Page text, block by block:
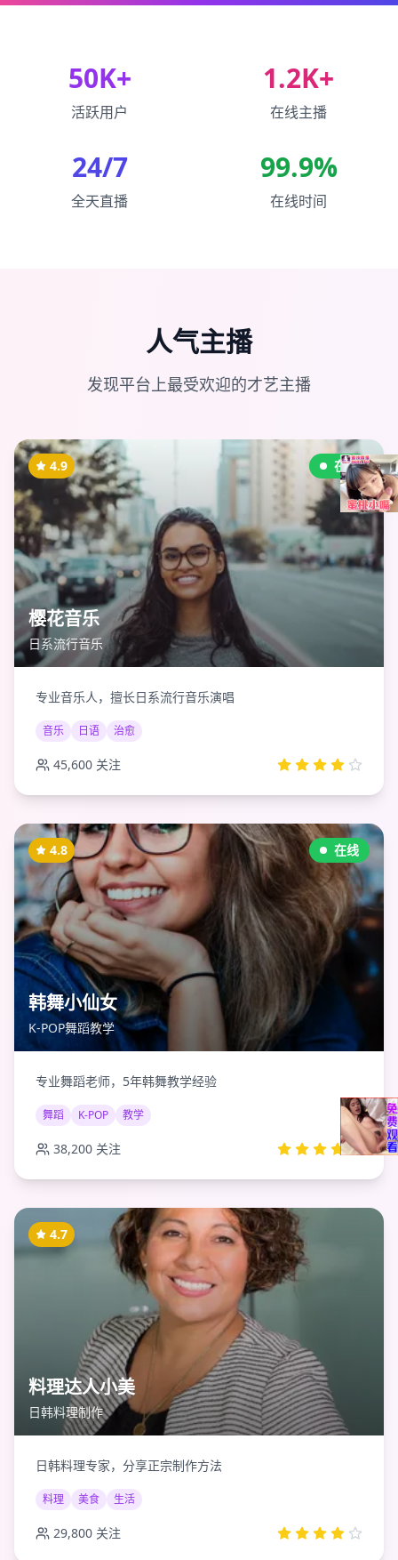
50K+
活跃用户
1.2K+
在线主播
24/7
全天直播
99.9%
在线时间
人气主播
发现平台上最受欢迎的才艺主播
在线
4.9
樱花音乐
日系流行音乐
专业音乐人，擅长日系流行音乐演唱
音乐 日语 治愈
45,600 关注
在线
4.8
韩舞小仙女
K-POP舞蹈教学
专业舞蹈老师，5年韩舞教学经验
舞蹈 K-POP 教学
38,200 关注
4.7
料理达人小美
日韩料理制作
日韩料理专家，分享正宗制作方法
料理 美食 生活
29,800 关注